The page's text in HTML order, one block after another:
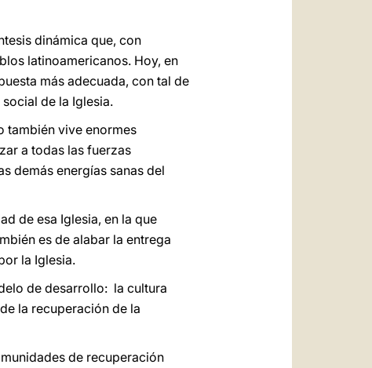
dinámica que, con
latinoamericanos. Hoy, en
más adecuada, con tal de
de la Iglesia.
también vive enormes
a todas las fuerzas
demás energías sanas del
de esa Iglesia, en la que
es de alabar la entrega
la Iglesia.
de desarrollo: la cultura
la recuperación de la
de recuperación